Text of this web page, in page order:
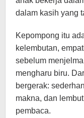
dalam kasih yang
Kepompong itu
kelembutan,
sebelum
mengharu biru.
bergerak:
makna, dan
pembaca.